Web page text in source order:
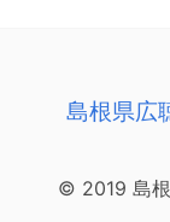
島根県広
© 2019 島